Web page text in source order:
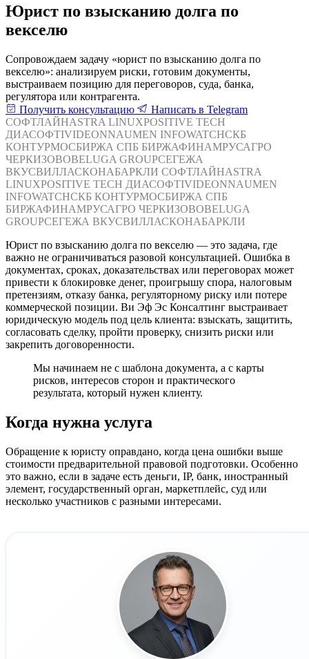
Юрист по взысканию долга по
векселю
Сопровождаем задачу «юрист по взысканию долга по
векселю»: анализируем риски, готовим документы,
выстраиваем позицию для переговоров, суда, банка,
регулятора или контрагента.
Получить консультацию
Написать в Telegram
СОФТЛАЙНASTRA LINUXPOSITIVE TECH
ДИАСОФТIVIDEONNAUMEN INFOWATCHСКБ
КОНТУРМОСБИРЖА СПБ БИРЖАФИНАМРУСАГРО
ЧЕРКИЗОВОBELUGA GROUPСЕГЕЖА
ВКУСВИЛЛАСКОНАБАРКЛИ СОФТЛАЙНASTRA
LINUXPOSITIVE TECH ДИАСОФТIVIDEONNAUMEN
INFOWATCHСКБ КОНТУРМОСБИРЖА СПБ
БИРЖАФИНАМРУСАГРО ЧЕРКИЗОВОBELUGA
GROUPСЕГЕЖА ВКУСВИЛЛАСКОНАБАРКЛИ
Юрист по взысканию долга по векселю — это задача, где
важно не ограничиваться разовой консультацией. Ошибка в
документах, сроках, доказательствах или переговорах может
привести к блокировке денег, проигрышу спора, налоговым
претензиям, отказу банка, регуляторному риску или потере
коммерческой позиции. Ви Эф Эс Консалтинг выстраивает
юридическую модель под цель клиента: взыскать, защитить,
согласовать сделку, пройти проверку, снизить риски или
закрепить договоренности.
Мы начинаем не с шаблона документа, а с карты
рисков, интересов сторон и практического
результата, который нужен клиенту.
Когда нужна услуга
Обращение к юристу оправдано, когда цена ошибки выше
стоимости предварительной правовой подготовки. Особенно
это важно, если в задаче есть деньги, IP, банк, иностранный
элемент, государственный орган, маркетплейс, суд или
несколько участников с разными интересами.